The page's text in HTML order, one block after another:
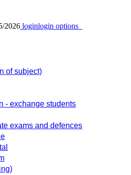
2026 loginlogin options
of subject)
- exchange students
exams and defences